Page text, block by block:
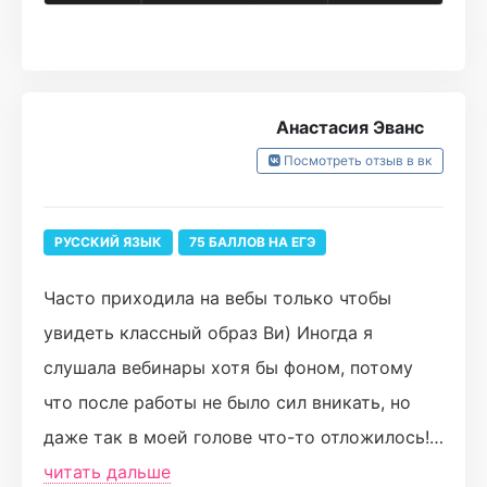
ЕГЭ я получила 91!
были очень полезны для отработки всего
с легкостью, на автомате написать его на
ЕГЭ.
Впечатления от курса очень положительные!
На ЕГЭ мне было действительно ЛЕГКО
решать тестовую часть, а сочинение не
Анастасия Эванс
Посмотреть отзыв в вк
РУССКИЙ ЯЗЫК 75 БАЛЛОВ НА ЕГЭ
Часто приходила на вебы только чтобы
увидеть классный образ Ви) Иногда я
слушала вебинары хотя бы фоном, потому
что после работы не было сил вникать, но
даже так в моей голове что-то отложилось!
Приятно вспоминать, как я делала мемы с
читать дальше